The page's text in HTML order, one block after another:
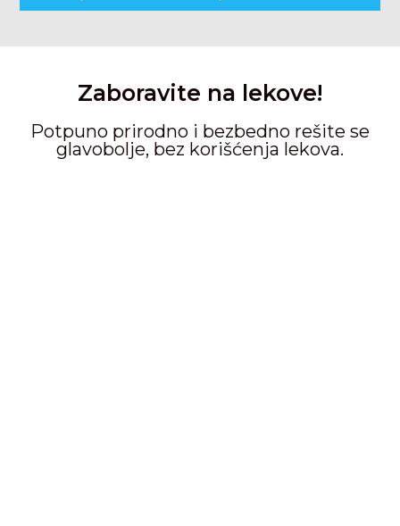
Zaboravite na lekove!
Potpuno prirodno i bezbedno rešite se
glavobolje, bez korišćenja lekova.